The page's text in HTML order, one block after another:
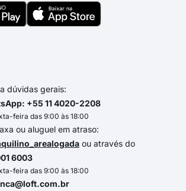
dúvidas gerais:
+55 11 4020-2208
feira das 9:00 às 18:00
ou aluguel em atraso:
ou através do
6003
feira das 9:00 às 18:00